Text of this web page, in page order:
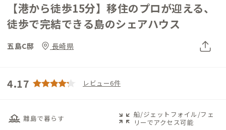
【港から徒歩15分】移住のプロが迎える、
徒歩で完結できる島のシェアハウス
五島C邸 長崎県
4.17 レビュー6件
houseboat 離島で暮らす zoom_in_map 船/ジェットフォイル/フェ
リーでアクセス可能